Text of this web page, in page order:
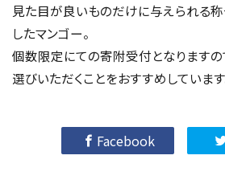
見た目が良いものだけに与えられる称
したマンゴー。
個数限定にての寄附受付となりますの
選びいただくことをおすすめしています
Facebook